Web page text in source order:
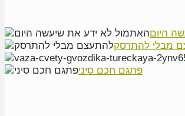
היום
מבלי להתרסק
פתגם חכם סיני